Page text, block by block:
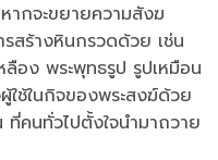
กจะขยายความสังฆ
สร้างหินกรวดด้วย เช่น
ลือง พระพุทธรูป รูปเหมือน
ช้ในกิจของพระสงฆ์ด้วย
คนทั่วไปตั้งใจนำมาถวาย